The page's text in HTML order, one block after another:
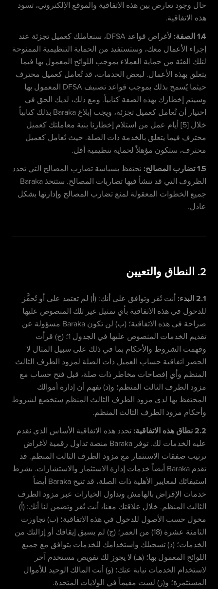
حال وجود تعارض بين هذه الاتفاقية والموقع الإلكتروني، تسود
هذه الاتفاقية.
1.4 الصفة:
لأغراض قواعد DFSA، سنعاملك كعميل تجزئة عند
إجراء الأعمال معك، وستستفيد من الحماية التنظيمية الممنوحة
لتلك الفئة من حماية العملاء بموجب اللوائح المعمول بها فيما
يتعلق بهذه الأعمال. لبعض الخدمات، قد تُعامل كعميل محترف
حيثما يُسمح بذلك بموجب قواعد تصنيف DFSA المعمول بها
وسيتم إخطارك بهذه الصفة كتابياً. ومع ذلك، لديك الحق في
اختيار أن تُعامل كعميل تجزئة، ويجب إبلاغ Baraka بذلك كتابياً
خلال [5] أيام عمل من استلام إخطارنا بنية معاملتك كعميل
محترف فيما يتعلق بالخدمة ذات الصلة. حيث تُعامل كعميل
محترف، ستكون مؤهلاً لحماية تنظيمية أقل.
1.5 تضارب المصالح:
نحتفظ بسياسة تضارب المصالح التي تحدد
الظروف التي قد تنشأ فيها تضاربات المصالح. ستتخذ Baraka
جميع الخطوات المعقولة لمنع تضارب المصالح وإدارتها بشكل
عادل.
2. النطاق والتعيين
2.1 البدء:
أنت تُقر وتوافق على أنك: (أ) لم تعتمد على أو تُحفَّز
للدخول في هذه الاتفاقية بأي تمثيل غير تلك المنصوص عليها
صراحة في هذه الاتفاقية؛ (ب) لن تكون Baraka مسؤولة عن
تقديم الخدمات المنصوص عليها في الجدول 1؛ (ج) قرأت
وفهمت الشروط والأحكام بما في ذلك على سبيل المثال لا
الحصر اتفاقية حساب العميل ذات الصلة لمزود الطرف الثالث
المنظم وأي إفصاحات مخاطر ذات صلة، قبل فتح حساب مع
مزود الطرف الثالث المنظم؛ و(د) تفهم أن إدارة أموالك
المحتفظ بها لدى مزود الطرف الثالث المنظم ستخضع لشروط
وأحكام مزود الطرف الثالث المنظم.
2.2 نطاق هذه الاتفاقية:
تحدد هذه الاتفاقية الأساس الذي نقدم
عليه الخدمات لك. توفر Baraka منصة تداول رقمية لأغراض
ترتيب صفقات الاستثمار مع مزود الطرف الثالث المنظم. قد
تقدم Baraka أيضاً خدمات إدارة الاستثمار والاستشارات. بشرط
استيفائك لمعايير الأهلية ذات الصلة، قد تتيح Baraka أيضاً
خدمات الإقراض بالهامش وتداول الخيارات عبر مزود الطرف
الثالث المنظم. خلال علاقتك معنا، أنت تُقر وتضمن لنا أنك: (أ)
مخول حسب الأصول للدخول في هذه الاتفاقية؛ (ب) تجاوزت
الثامنة عشرة (18) من العمر؛ (ج) لم يسبق إيقافك أو إزالتك من
الخدمات؛ (د) تسجيلك واستخدامك للخدمات يتوافق مع جميع
اللوائح المعمول بها؛ (هـ) لا يجوز لك تفويض مستخدم آخر
لاستخدام الخدمات نيابة عنك؛ (و) أنت المالك الوحيد للأموال
المستثمرة؛ و(ز) لست مقيماً في الولايات المتحدة.